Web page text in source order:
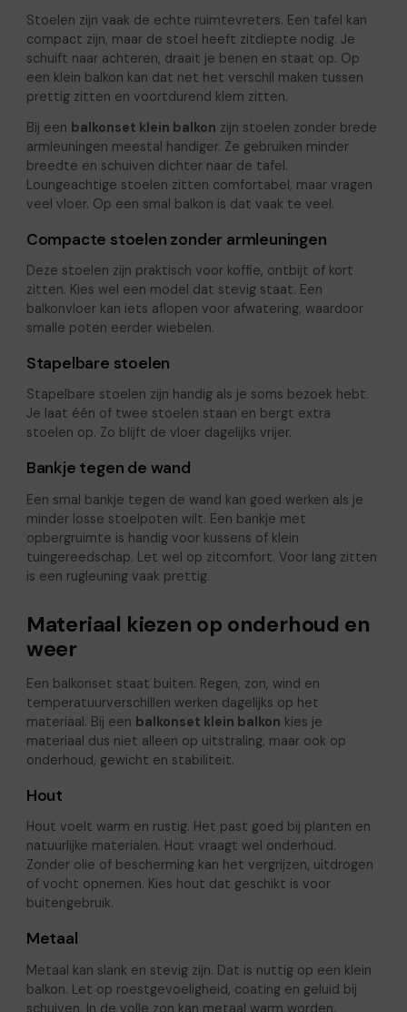
Stoelen zijn vaak de echte ruimtevreters. Een tafel kan
compact zijn, maar de stoel heeft zitdiepte nodig. Je
schuift naar achteren, draait je benen en staat op. Op
een klein balkon kan dat net het verschil maken tussen
prettig zitten en voortdurend klem zitten.
Bij een balkonset klein balkon zijn stoelen zonder brede
armleuningen meestal handiger. Ze gebruiken minder
breedte en schuiven dichter naar de tafel.
Loungeachtige stoelen zitten comfortabel, maar vragen
veel vloer. Op een smal balkon is dat vaak te veel.
Compacte stoelen zonder armleuningen
Deze stoelen zijn praktisch voor koffie, ontbijt of kort
zitten. Kies wel een model dat stevig staat. Een
balkonvloer kan iets aflopen voor afwatering, waardoor
smalle poten eerder wiebelen.
Stapelbare stoelen
Stapelbare stoelen zijn handig als je soms bezoek hebt.
Je laat één of twee stoelen staan en bergt extra
stoelen op. Zo blijft de vloer dagelijks vrijer.
Bankje tegen de wand
Een smal bankje tegen de wand kan goed werken als je
minder losse stoelpoten wilt. Een bankje met
opbergruimte is handig voor kussens of klein
tuingereedschap. Let wel op zitcomfort. Voor lang zitten
is een rugleuning vaak prettig.
Materiaal kiezen op onderhoud en
weer
Een balkonset staat buiten. Regen, zon, wind en
temperatuurverschillen werken dagelijks op het
materiaal. Bij een balkonset klein balkon kies je
materiaal dus niet alleen op uitstraling, maar ook op
onderhoud, gewicht en stabiliteit.
Hout
Hout voelt warm en rustig. Het past goed bij planten en
natuurlijke materialen. Hout vraagt wel onderhoud.
Zonder olie of bescherming kan het vergrijzen, uitdrogen
of vocht opnemen. Kies hout dat geschikt is voor
buitengebruik.
Metaal
Metaal kan slank en stevig zijn. Dat is nuttig op een klein
balkon. Let op roestgevoeligheid, coating en geluid bij
schuiven. In de volle zon kan metaal warm worden.